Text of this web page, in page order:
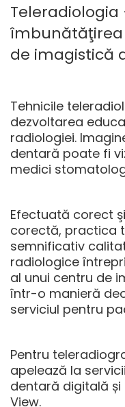
îmbunătăţirea
de imagistică
Tehnicile
dezvoltarea
radiologiei.
dentară poate fi
medici
Efectuată corect
corectă, practica
semnificativ
radiologice
al unui centru de
într-o manieră
serviciul pentru
Pentru
apelează la
dentară digitală și
View.